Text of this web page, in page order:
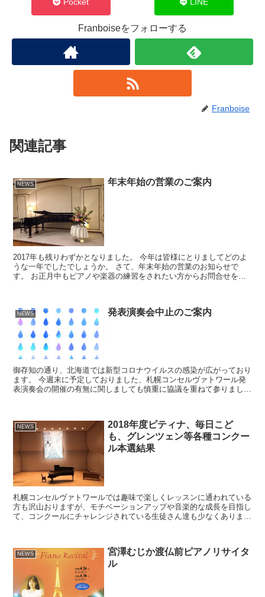
Pocket LINE
Franboiseをフォローする
Franboise
関連記事
NEWS 年末年始の営業のご案内
2017年も残りわずかとなりました。 今年は皆様にとりましてどのよ
うな一年でしたでしょうか。 さて、年末年始の営業のお知らせで
す。 お正月中もピアノや楽器の練習をされたい方からお問合せを頂
NEWS 発表演奏会中止のご案内
御存知の通り、北海道では新型コロナウイルスの感染が広がっており
ます。 今週末に予定しておりました、札幌コンセルヴァトワール発
表演奏会の開催の有無に関しましても慎重に協議を重ねて参りました
NEWS
2018年度ピティナ、毎日こど
も、グレンツェン等各種コンクー
ル本選結果
札幌コンセルヴァトワールでは趣味で楽しくレッスンに通われている
方も沢山おりますが、モチベーションアップや音楽的な成長を目指し
て、コンクールにチャレンジされている生徒さん達も少なくありませ
NEWS
宮澤むじか渡仏前ピアノリサイタ
ル